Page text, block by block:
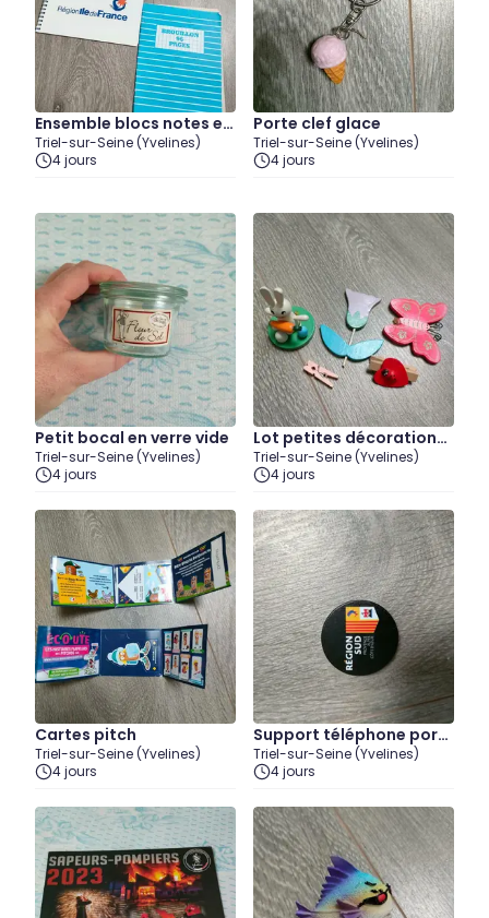
Ensemble blocs notes et
brouillon
Triel-sur-Seine (Yvelines)
4 jours
Porte clef glace
Triel-sur-Seine (Yvelines)
4 jours
Petit bocal en verre vide
Triel-sur-Seine (Yvelines)
4 jours
Lot petites décorations
en bois
Triel-sur-Seine (Yvelines)
4 jours
Cartes pitch
Triel-sur-Seine (Yvelines)
4 jours
Support téléphone port
able
Triel-sur-Seine (Yvelines)
4 jours